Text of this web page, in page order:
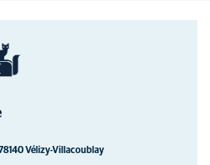
Vélizy-Villacoublay